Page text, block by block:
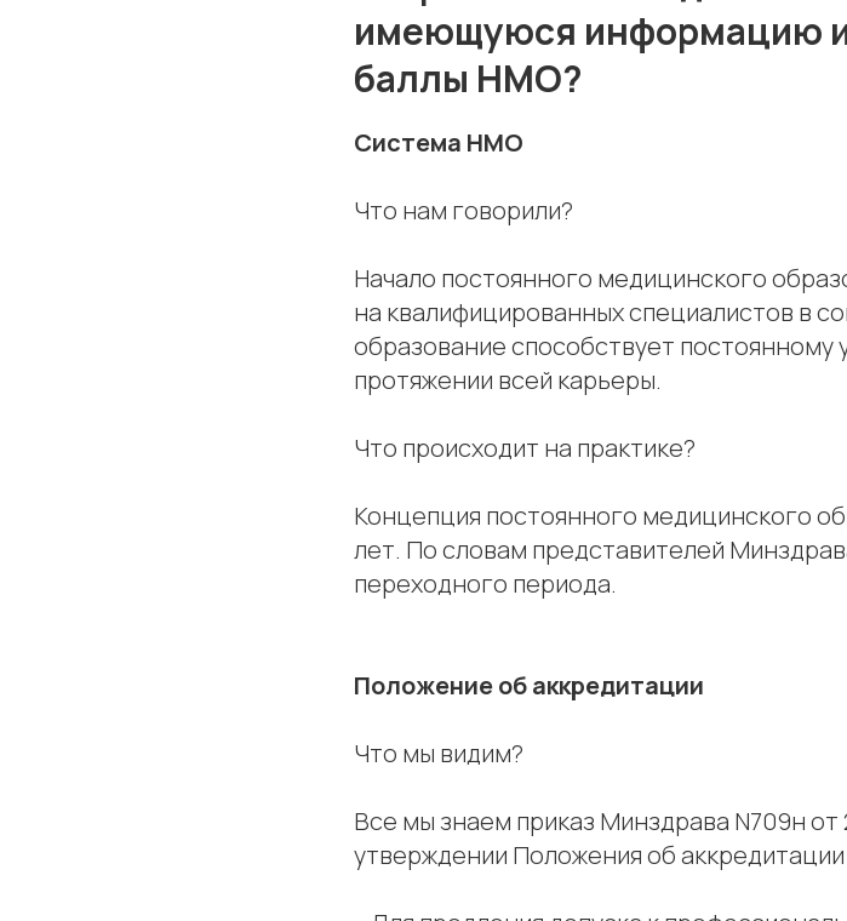
имеющуюся информацию и
баллы НМО?
Система НМО
Что нам говорили?
Начало постоянного медицинского
на квалифицированных специалистов в
образование способствует постоянному
протяжении всей карьеры.
Что происходит на практике?
Концепция постоянного медицинского
лет. По словам представителей
переходного периода.
Положение об аккредитации
Что мы видим?
Все мы знаем приказ Минздрава N709н от
утверждении Положения об